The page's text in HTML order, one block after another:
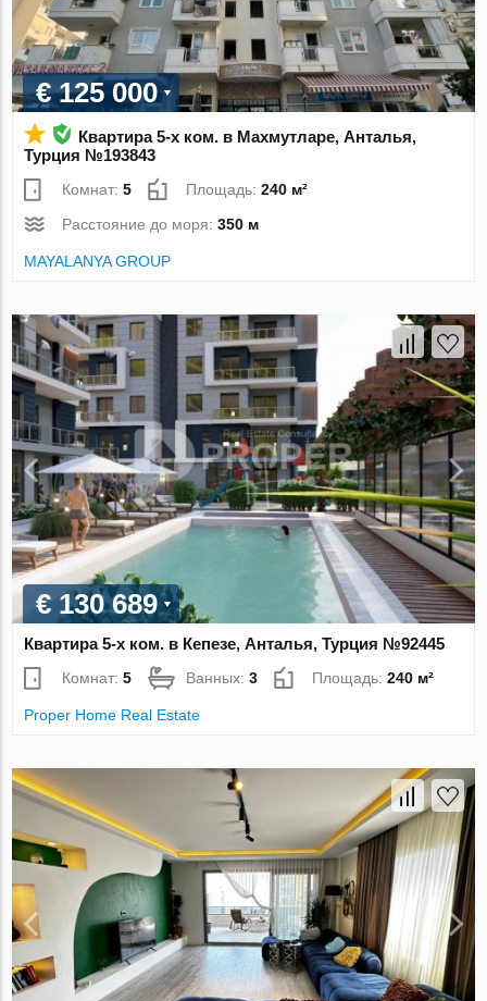
€ 125 000
Квартира 5-х ком. в Махмутларе, Анталья,
Турция №193843
Комнат:5 Площадь:240 м²
Расстояние до моря:350 м
MAYALANYA GROUP
€ 130 689
Квартира 5-х ком. в Кепезе, Анталья, Турция №92445
Комнат:5 Ванных:3 Площадь:240 м²
Proper Home Real Estate